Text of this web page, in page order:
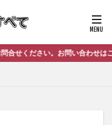
ください。お問い合わせはこち